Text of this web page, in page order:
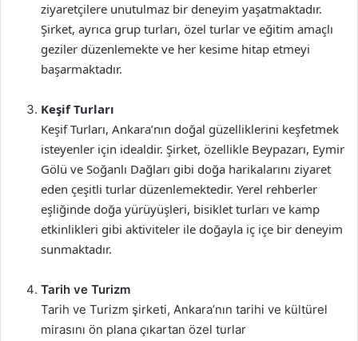
ziyaretçilere unutulmaz bir deneyim yaşatmaktadır.
Şirket, ayrıca grup turları, özel turlar ve eğitim amaçlı
geziler düzenlemekte ve her kesime hitap etmeyi
başarmaktadır.
Keşif Turları
Keşif Turları, Ankara’nın doğal güzelliklerini keşfetmek
isteyenler için idealdir. Şirket, özellikle Beypazarı, Eymir
Gölü ve Soğanlı Dağları gibi doğa harikalarını ziyaret
eden çeşitli turlar düzenlemektedir. Yerel rehberler
eşliğinde doğa yürüyüşleri, bisiklet turları ve kamp
etkinlikleri gibi aktiviteler ile doğayla iç içe bir deneyim
sunmaktadır.
Tarih ve Turizm
Tarih ve Turizm şirketi, Ankara’nın tarihi ve kültürel
mirasını ön plana çıkartan özel turlar